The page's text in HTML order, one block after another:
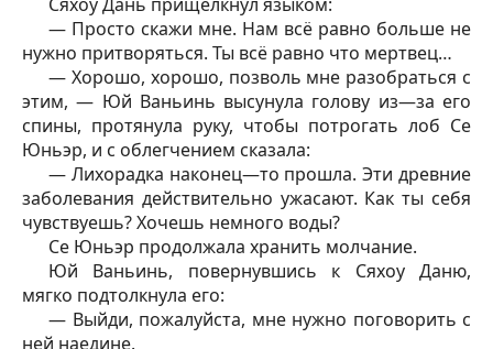
— Просто скажи мне. Нам всё равно больше не
нужно притворяться. Ты всё равно что мертвец…
— Хорошо, хорошо, позволь мне разобраться с
этим, — Юй Ваньинь высунула голову из—за его
спины, протянула руку, чтобы потрогать лоб Се
Юньэр, и с облегчением сказала:
— Лихорадка наконец—то прошла. Эти древние
заболевания действительно ужасают. Как ты себя
чувствуешь? Хочешь немного воды?
Се Юньэр продолжала хранить молчание.
Юй Ваньинь, повернувшись к Сяхоу Даню,
мягко подтолкнула его:
— Выйди, пожалуйста, мне нужно поговорить с
ней наедине.